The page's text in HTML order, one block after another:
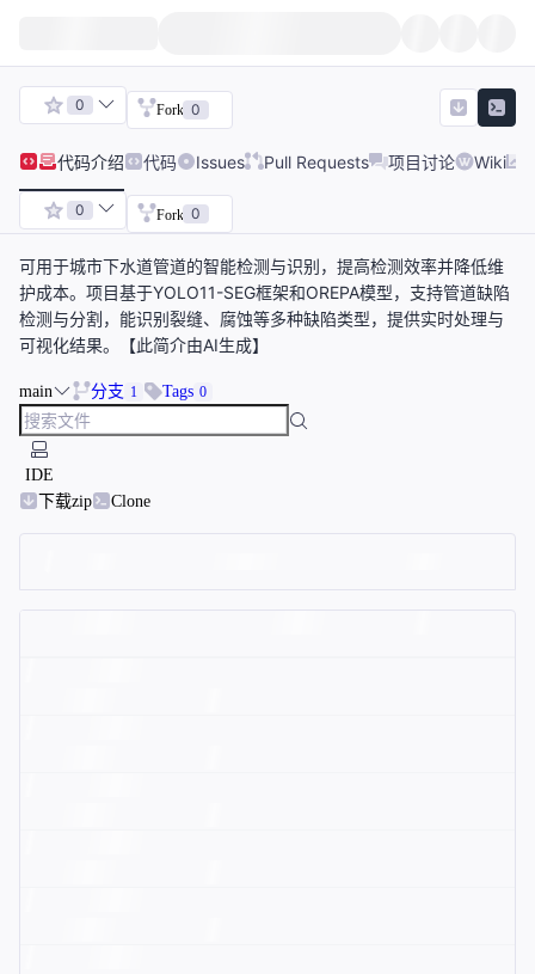
0 Fork 0
代码介绍 代码 Issues Pull Requests 项目讨论 Wiki
0 Fork 0
可用于城市下水道管道的智能检测与识别，提高检测效率并降低维
护成本。项目基于YOLO11-SEG框架和OREPA模型，支持管道缺陷
检测与分割，能识别裂缝、腐蚀等多种缺陷类型，提供实时处理与
可视化结果。【此简介由AI生成】
main 分支 1 Tags 0
IDE
下载zip
Clone